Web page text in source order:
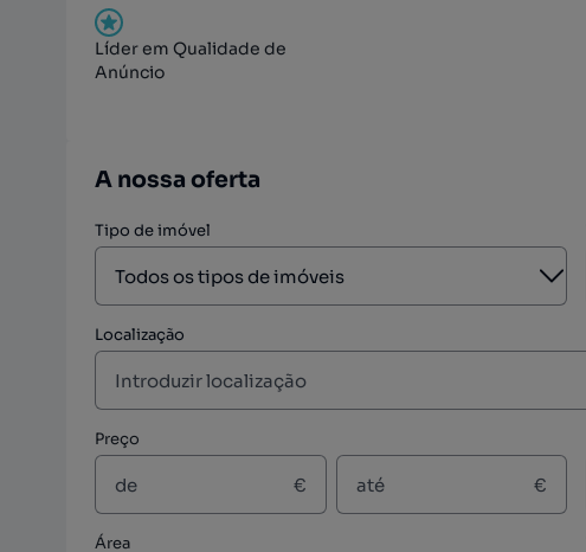
Líder em Qualidade de
Anúncio
A nossa oferta
Tipo de imóvel
Localização
Preço
€ €
Área